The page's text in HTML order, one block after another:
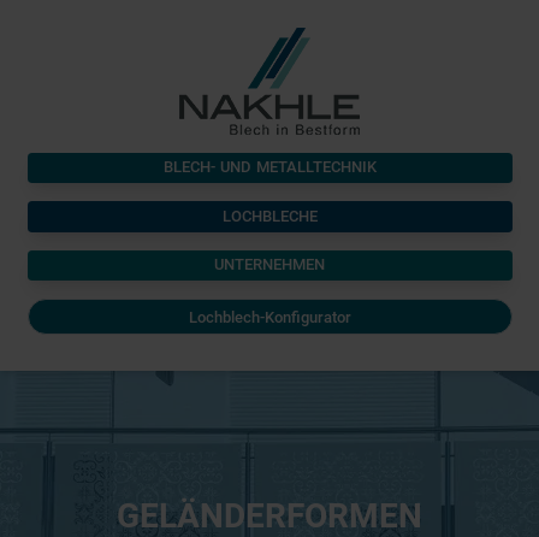
BLECH- UND METALLTECHNIK
LOCHBLECHE
UNTERNEHMEN
Lochblech-Konfigurator
GELÄNDERFORMEN